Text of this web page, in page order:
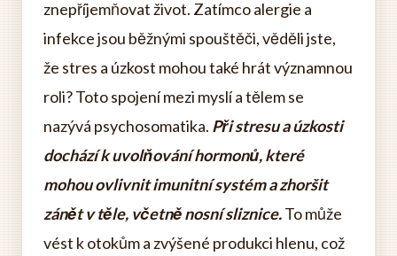
znepříjemňovat život. Zatímco alergie a
infekce jsou běžnými spouštěči, věděli jste,
že stres a úzkost mohou také hrát významnou
roli? Toto spojení mezi myslí a tělem se
nazývá psychosomatika. Při stresu a úzkosti
dochází k uvolňování hormonů, které
mohou ovlivnit imunitní systém a zhoršit
zánět v těle, včetně nosní sliznice.To může
vést k otokům a zvýšené produkci hlenu, což